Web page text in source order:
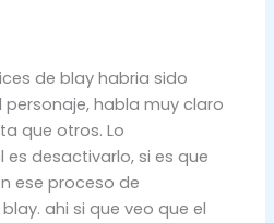
de blay habria sido
habla muy claro
que otros. Lo
desactivarlo, si es que
ese proceso de
ahi si que veo que el